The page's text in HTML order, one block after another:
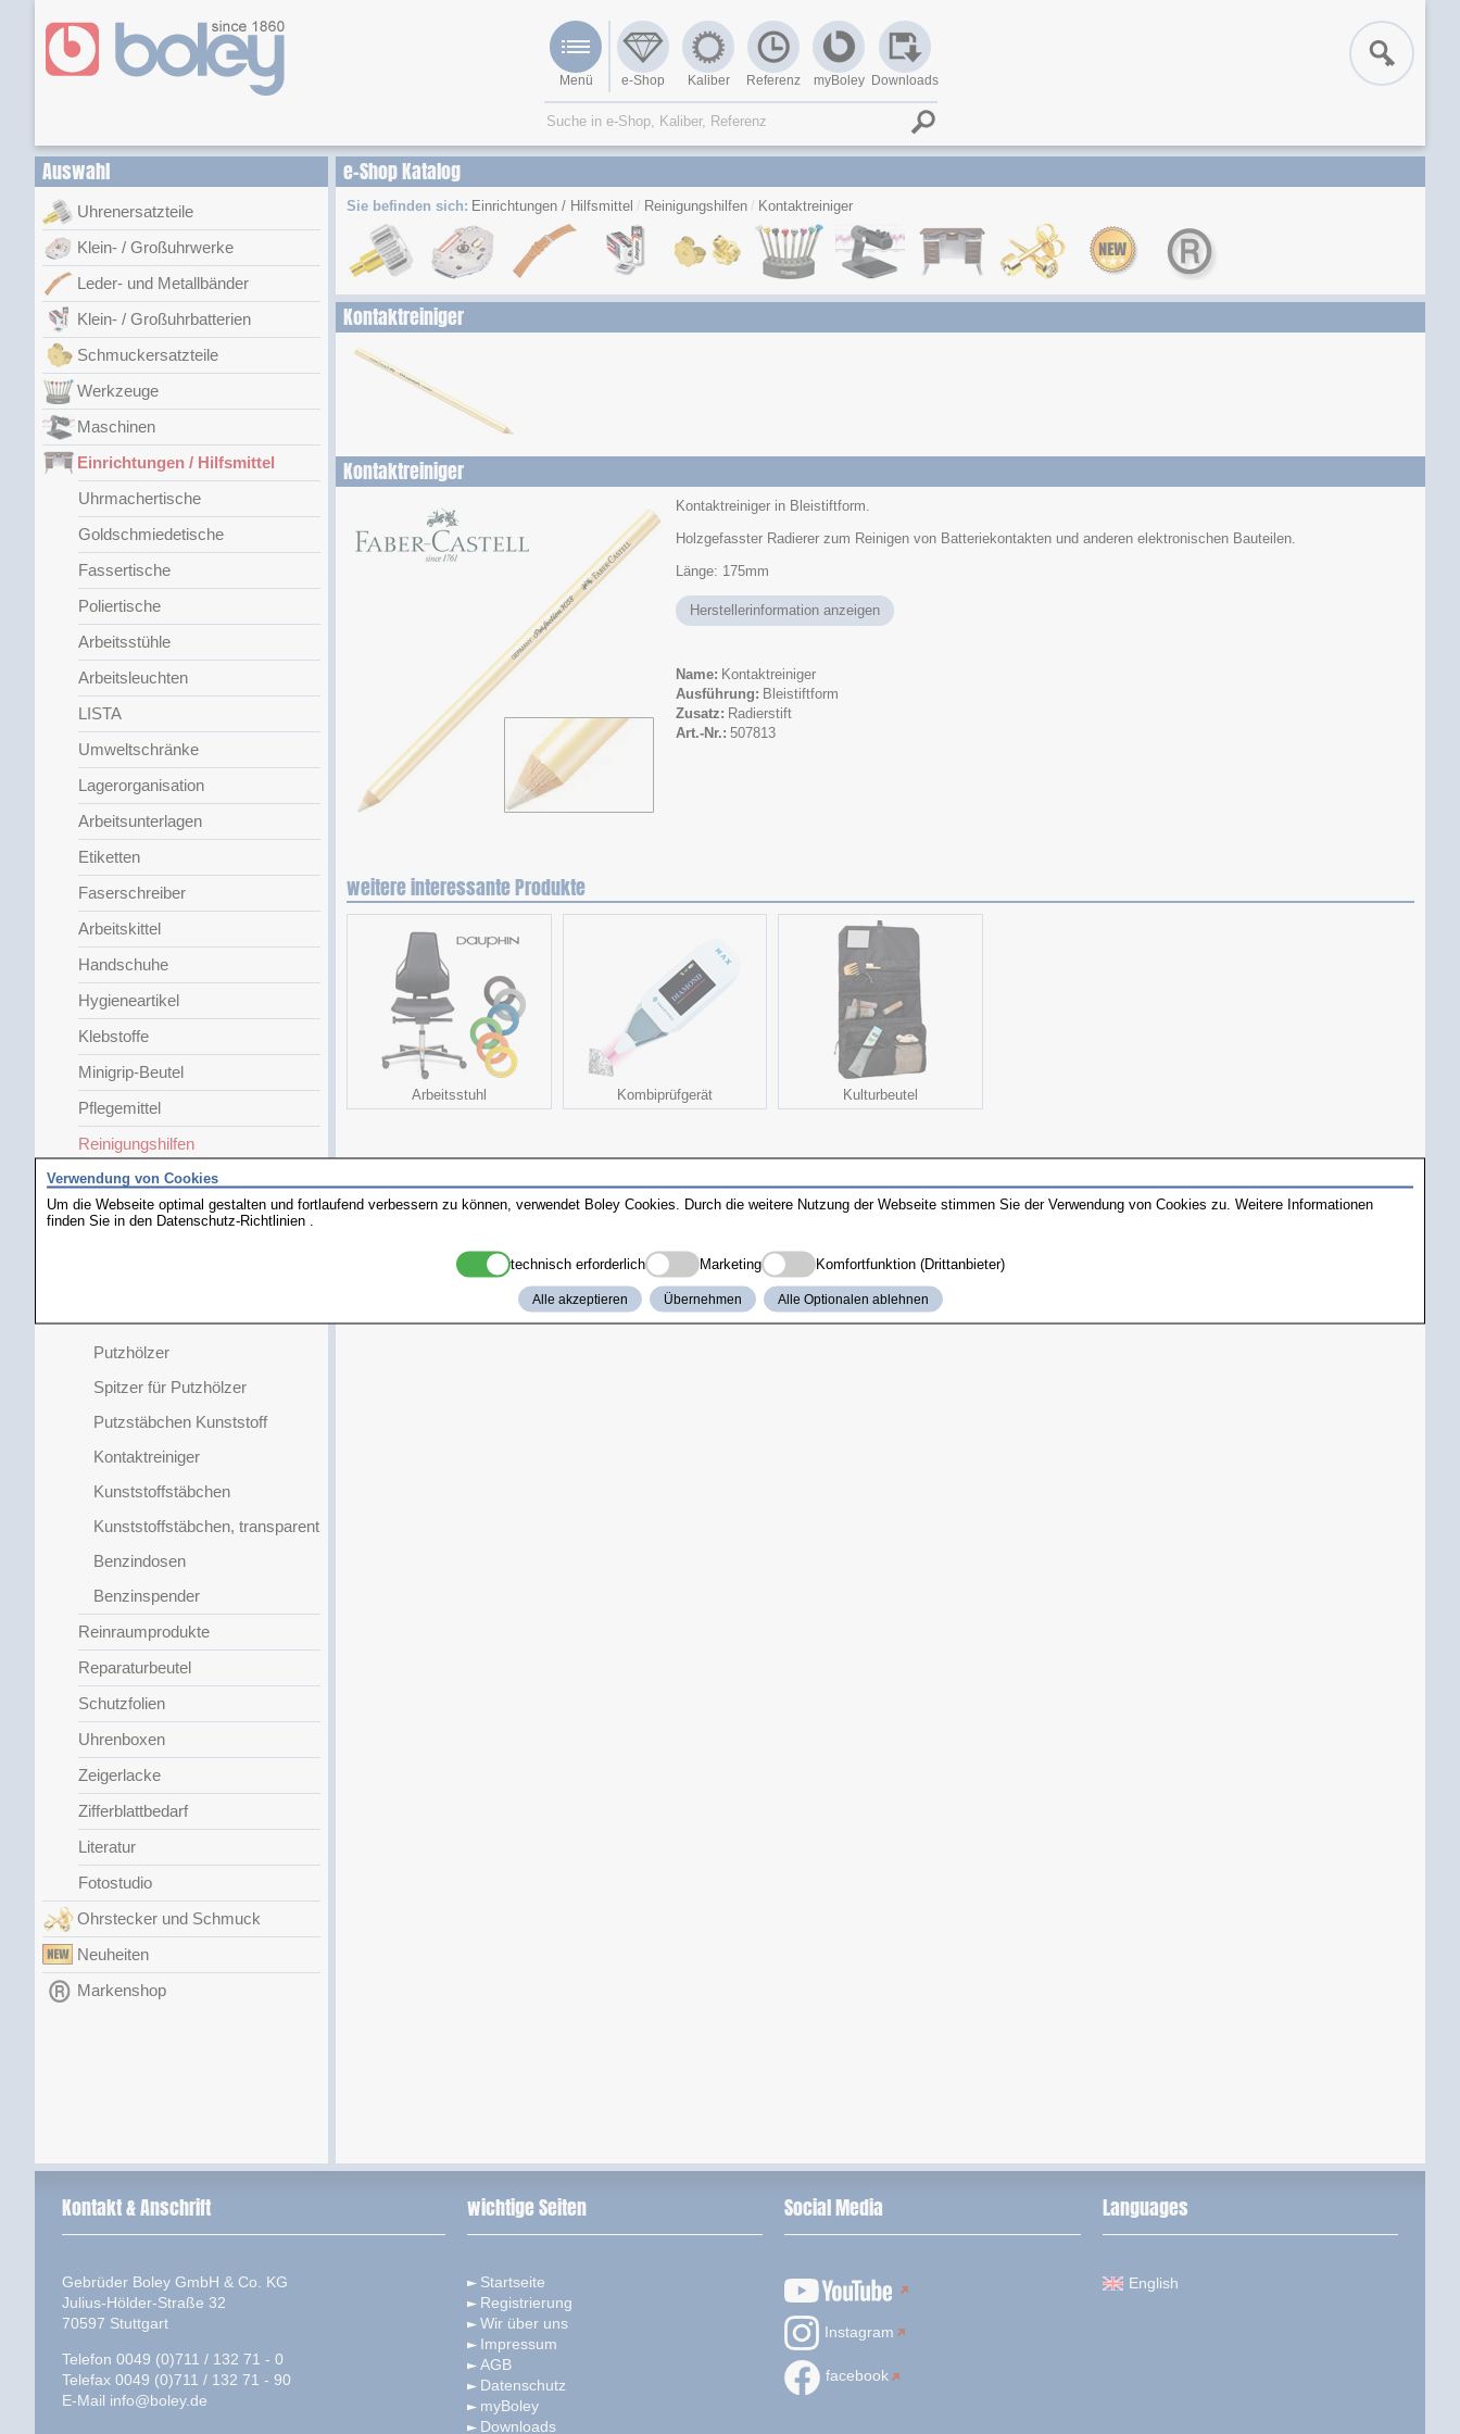
Menü e-Shop Kaliber Referenz myBoley Downloads
Auswahl
Uhrenersatzteile
Klein- / Großuhrwerke
Leder- und Metallbänder
Klein- / Großuhrbatterien
Schmuckersatzteile
Werkzeuge
Maschinen
Einrichtungen / Hilfsmittel
Uhrmachertische
Goldschmiedetische
Fassertische
Poliertische
Arbeitsstühle
Arbeitsleuchten
LISTA
Umweltschränke
Lagerorganisation
Arbeitsunterlagen
Etiketten
Faserschreiber
Arbeitskittel
Handschuhe
Hygieneartikel
Klebstoffe
Minigrip-Beutel
Pflegemittel
Reinigungshilfen
Trockenluft
Staubbläser
Putzhölzer
Spitzer für Putzhölzer
Putzstäbchen Kunststoff
Kontaktreiniger
Kunststoffstäbchen
Kunststoffstäbchen, transparent
Benzindosen
Benzinspender
Reinraumprodukte
Reparaturbeutel
Schutzfolien
Uhrenboxen
Zeigerlacke
Zifferblattbedarf
Literatur
Fotostudio
Ohrstecker und Schmuck
Neuheiten
Markenshop
e-Shop Katalog
Sie befinden sich: Einrichtungen / Hilfsmittel Reinigungshilfen Kontaktreiniger
Kontaktreiniger
Kontaktreiniger
Kontaktreiniger in Bleistiftform.
Holzgefasster Radierer zum Reinigen von Batteriekontakten und anderen elektronischen Bauteilen.
Länge: 175mm
Herstellerinformation anzeigen
Name Kontaktreiniger
Ausführung
Bleistiftform
Zusatz
Radierstift
Art.-Nr. 507813
weitere interessante Produkte
Arbeitsstuhl Kombiprüfgerät Kulturbeutel
Verwendung von Cookies
Um die Webseite optimal gestalten und fortlaufend verbessern zu können, verwendet Boley Cookies. Durch die weitere Nutzung der Webseite stimmen Sie der Verwendung von Cookies zu. Weitere Informationen
finden Sie in den Datenschutz-Richtlinien
technisch erforderlich Marketing Komfortfunktion (Drittanbieter)
Alle akzeptieren Übernehmen Alle Optionalen ablehnen
Kontakt & Anschrift
Gebrüder Boley GmbH & Co. KG
Julius-Hölder-Straße 32
70597 Stuttgart
Telefon 0049 (0)711 / 132 71 - 0
Telefax 0049 (0)711 / 132 71 - 90
E-Mail info@boley.de
wichtige Seiten
Startseite
Registrierung
Wir über uns
Impressum
AGB
Datenschutz
myBoley
Downloads
Social Media
Instagram
facebook
Languages
English